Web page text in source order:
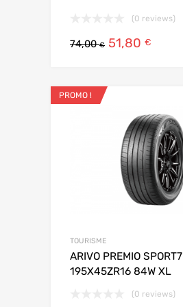
(0 reviews)
74,00€ 51,80 €
PROMO !
TOURISME
ARIVO PREMIO SPORT7
195X45ZR16 84W XL
(0 reviews)